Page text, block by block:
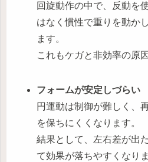
回旋動作の中で、反動を
はなく慣性で重りを動か
ます。
これもケガと非効率の原
フォームが安定しづらい
円運動は制御が難しく、
を保ちにくくなります。
結果として、左右差が出
て効果が落ちやすくなりま